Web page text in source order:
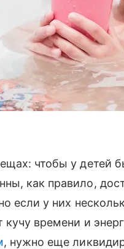
чтобы у детей
как правило,
если у них
времени и
, нужно еще